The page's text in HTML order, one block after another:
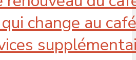
change au